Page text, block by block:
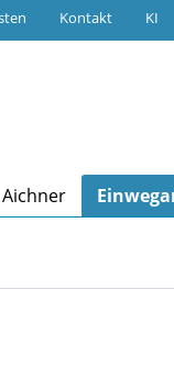
Kontakt KI
Aichner